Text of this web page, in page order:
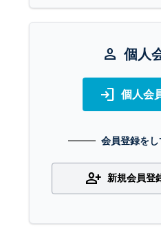
person 個人
login 個人会
会員登録を
person_add 新規会員登